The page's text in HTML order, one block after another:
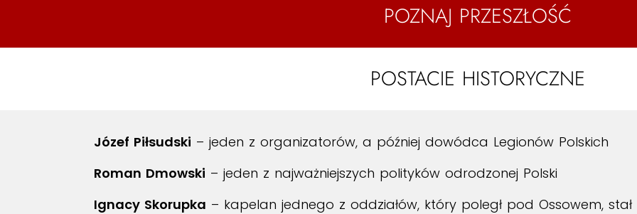
POZNAJ PRZESZŁOŚĆ
POSTACIE HISTORYCZNE
Józef Piłsudski – jeden z organizatorów, a później dowódca Legionów Polskich
Roman Dmowski – jeden z najważniejszych polityków odrodzonej Polski
Ignacy Skorupka – kapelan jednego z oddziałów, który poległ pod Ossowem,